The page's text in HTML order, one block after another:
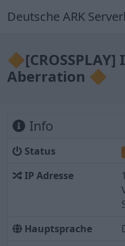
Deutsche ARK
Aberration 🔶
Info
Status
IP Adresse
Hauptsprache